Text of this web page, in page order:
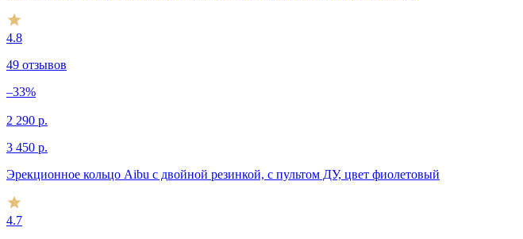
4.8
49 отзывов
–33%
2 290 р.
3 450 р.
Эрекционное кольцо Aibu с двойной резинкой, с пультом ДУ, цвет фиолетовый
4.7